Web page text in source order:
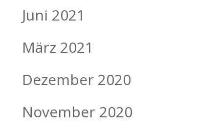
Juni 2021
März 2021
Dezember 2020
November 2020